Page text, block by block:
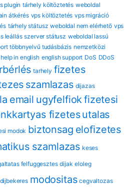
plugin tárhely költöztetés weboldal
átkérés vps költöztetés vps migráció
tárhely státusz weboldal nem elérhető vps
leállás szerver státusz weboldal lassú
többnyelvű tudásbázis nemzetközi
in english english support DoS DDoS
tarhely fizetes
szamlazas dijazas
email ugyfelfiok fizetesi
fizetesutalas
modok biztonsag eloﬁzetes
szamlazas keses
felfuggesztes dijak eloleg
dijbekeres modositas cegvaltozas